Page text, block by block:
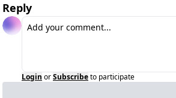
Reply
Login orSubscribeto participate